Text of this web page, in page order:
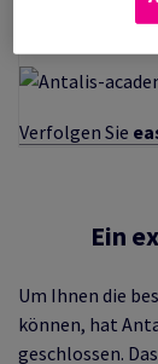
Entdecken Sie
Verfolgen Sie
Ein
Um Ihnen die
können, hat
geschlossen.